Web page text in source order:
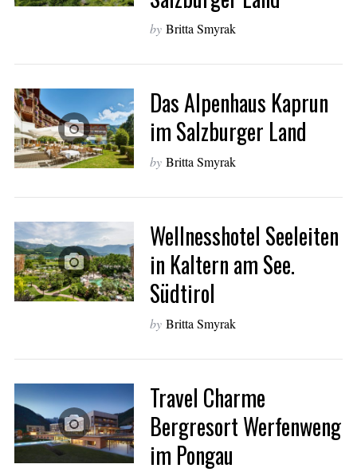
by Britta Smyrak
Das Alpenhaus Kaprun
im Salzburger Land
by Britta Smyrak
Wellnesshotel Seeleiten
in Kaltern am See.
Südtirol
by Britta Smyrak
Travel Charme
Bergresort Werfenweng
im Pongau